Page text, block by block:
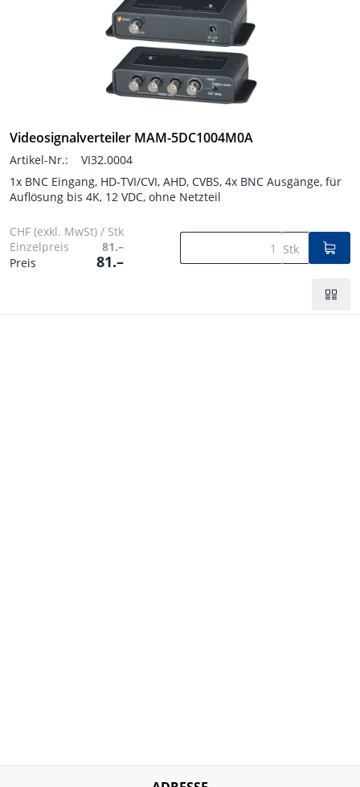
Videosignalverteiler MAM-5DC1004M0A
Artikel-Nr.:
VI32.0004
1x BNC Eingang, HD-TVI/CVI, AHD, CVBS, 4x BNC Ausgänge, für
Auflösung bis 4K, 12 VDC, ohne Netzteil
CHF (exkl. MwSt) / Stk
Einzelpreis
81.–
Preis
81.–
Stk